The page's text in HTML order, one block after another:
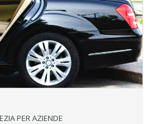
PER AZIENDE